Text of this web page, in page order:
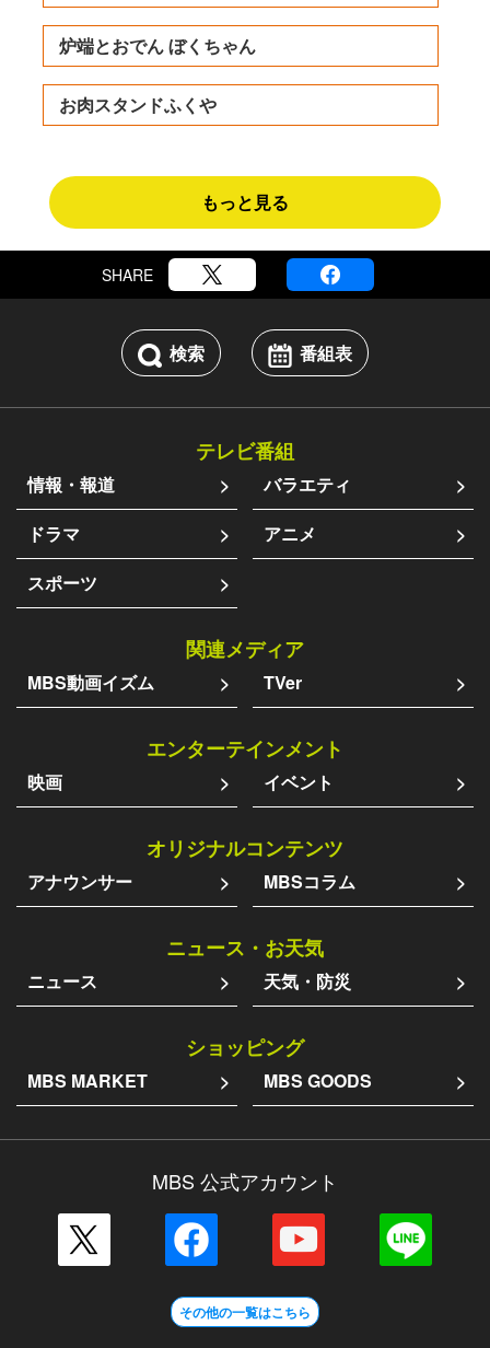
炉端とおでん ぼくちゃん
お肉スタンドふくや
もっと見る
SHARE
検索 番組表
テレビ番組
情報・報道
バラエティ
ドラマ
アニメ
スポーツ
関連メディア
MBS動画イズム TVer
エンターテインメント
映画 イベント
オリジナルコンテンツ
アナウンサー MBSコラム
ニュース・お天気
ニュース 天気・防災
ショッピング
MBS MARKET MBS GOODS
MBS 公式アカウント
その他の一覧はこちら